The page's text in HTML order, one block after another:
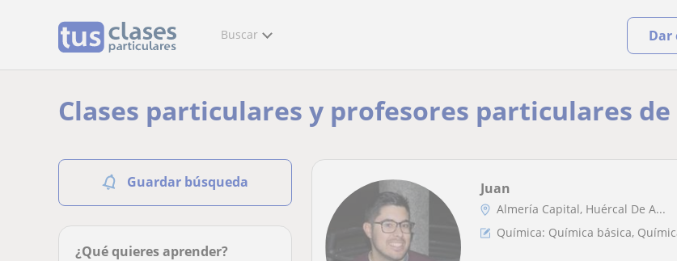
Buscar Dar
Clases particulares y profesores particulares
Guardar búsqueda
¿Qué quieres aprender?
Juan
Almería Capital, Huércal De A...
Química: Química básica,